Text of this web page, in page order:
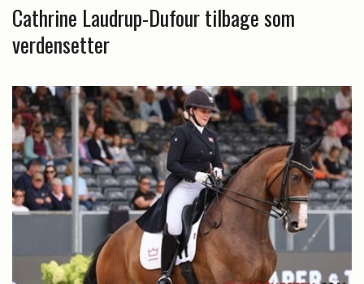
Cathrine Laudrup-Dufour tilbage som
verdensetter